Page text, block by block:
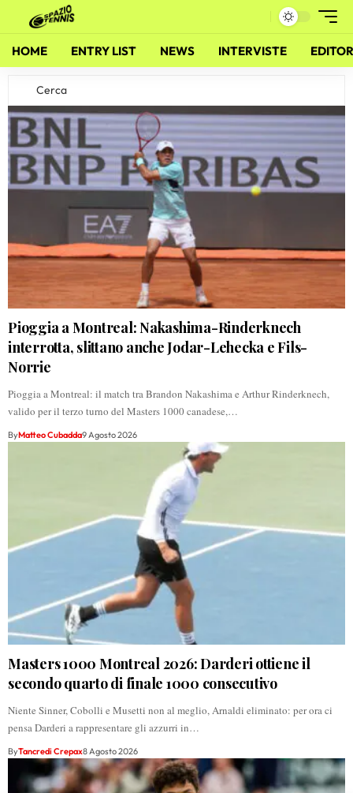
HOME ENTRY LIST NEWS INTERVISTE
Pioggia a Montreal: Nakashima-Rinderknech
interrotta, slittano anche Jodar-Lehecka e Fils-
Norrie
Pioggia a Montreal: il match tra Brandon Nakashima e Arthur Rinderknech,
valido per il terzo turno del Masters 1000 canadese,…
ByMatteo Cubadda9 Agosto 2026
Masters 1000 Montreal 2026: Darderi ottiene il
secondo quarto di finale 1000 consecutivo
Niente Sinner, Cobolli e Musetti non al meglio, Arnaldi eliminato: per ora ci
pensa Darderi a rappresentare gli azzurri in…
ByTancredi Crepax8 Agosto 2026